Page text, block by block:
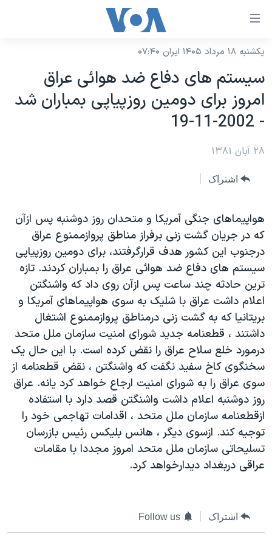
لینکهای
دسترسی
جهش
به
محتوای
اصلی
به
صفحه
به
جستجو
نسخه سبک وب‌سایت
موضوع ها
آمریکا
جهان
گزیده‌ها
ویژه برنامه‌ها
فرهنگ و زندگی
حقوق شهروندی
اقتصادی
علم و فناوری
اسرائیل در جنگ
گالری عکس
آرشیو پخش زنده
برنامه های تلویزیونی
جدول برنامه ها
صفحه‌های ویژه
عملیات خشم حماسی
۲۵۰سالگی آمریکا
بایگانی برنامه‌های تلویزیونی
مستندها
انتخابات ریاست جمهوری آمریکا ۲۰۲۴
حمله جمهوری اسلامی به اسرائیل
رمز مهسا
ورزش زنان در ایران
اعتراضات زن، زندگی، آزادی
مجموعه مستندهای دادخواهی
تریبونال مردمی آبان ۹۸
دادگاه حمید نوری
اعتراضات مردمی آبان ۹۸
پخش رادیویی
یادگیری زبان انگلیسی
دنبال کنید
زبانهای مختلف
یکشنبه ۱۸ مرداد ۱۴۰۵ ایران ۰۷:۴۰
سيستم های دفاع ضد هوائی عراق
امروز برای دومين روزپياپی بمباران شد
- 2002-11-19
۲۸ آبان ۱۳۸۱
اشتراک
هواپيماهای جنگی آمريکا و متحدان روز دوشنبه پس ازآن
که در جريان گشت زنی برفراز مناطق پروازممنوع عراق
درجنوب اين کشور هدف قرارگرفتند، برای دومين روزپياپی
سيستم های دفاع ضد هوائی عراق را بمباران کردند. تازه
ترين حادثه چند ساعت پس ازآن روی داد که واشنگتن
اعلام داشت عراق با شليک به سوی هواپيماهای آمريکا و
بريتانيا که به گشت زنی درمناطق پروازممنوع اشتغال
داشتند ، قطعنامه جديد شورای امنيت سازمان ملل متحد
درمورد خلع سلاح عراق را نقض کرده است. با اين حال يک
سخنگوی کاخ سفيد نگفت که واشنگتن ، نقض قطعنامه از
سوی عراق را به شورای امنيت ارجاع خواهد کرد يانه. عراق
روز دوشنبه اعلام داشت واشنگتن قصد دارد با استفاده
ازقطعنامه سازمان ملل متحد ، اقدامات تهاجمی خود را
توجيه کند. ازسوی ديگر ، هانس بليکس رئيس بازرسان
تسليحاتی سازمان ملل متحد امروز مجددا با مقامات
عراقی دربغداد ديدارخواهد کرد.
اشتراک Follow us